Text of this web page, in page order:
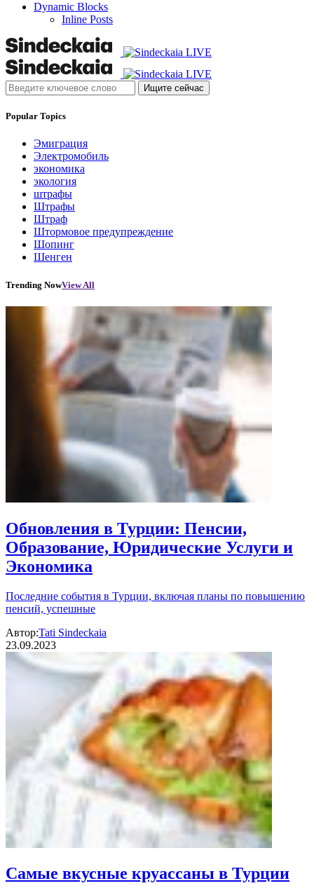
Dynamic Blocks
Inline Posts
Ищите сейчас
Popular Topics
Эмиграция
Электромобиль
экономика
экология
штрафы
Штрафы
Штраф
Штормовое предупреждение
Шопинг
Шенген
Trending NowView All
Обновления в Турции: Пенсии,
Образование, Юридические Услуги и
Экономика
Последние события в Турции, включая планы по повышению
пенсий, успешные
Автор:Tati Sindeckaia
23.09.2023
Самые вкусные круассаны в Турции